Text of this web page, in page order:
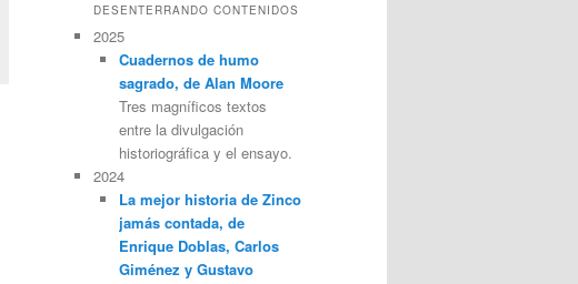
DESENTERRANDO CONTENIDOS
2025
Cuadernos de humo
sagrado, de Alan Moore
Tres magníficos textos
entre la divulgación
historiográfica y el ensayo.
2024
La mejor historia de Zinco
jamás contada, de
Enrique Doblas, Carlos
Giménez y Gustavo